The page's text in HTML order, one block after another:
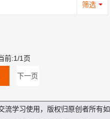
筛选
前:1/1页
下一页
流学习使用，版权归原创者所有如